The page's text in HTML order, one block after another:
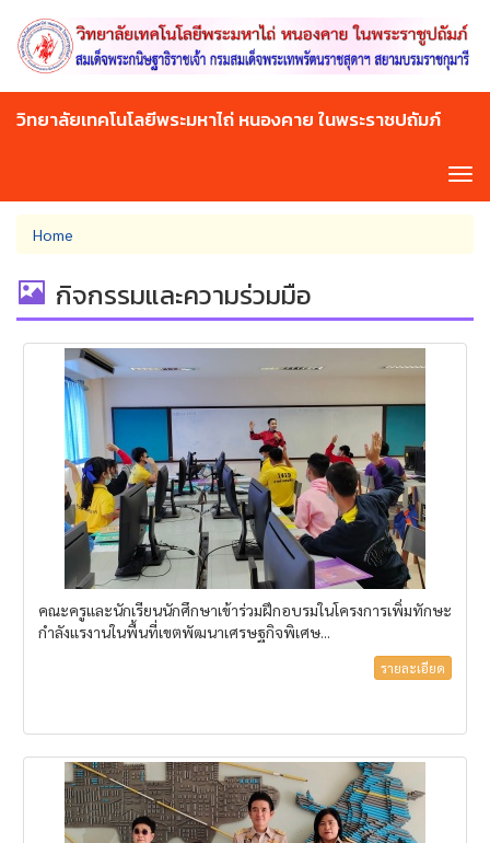
main
content
วิทยาลัยเทคโนโลยีพระมหาไถ่ หนองคาย ในพระราชปถัมภ์
You
are
here
Home
กิจกรรมและความร่วมมือ
คณะครูและนักเรียนนักศึกษาเข้าร่วมฝึกอบรมในโครงการเพิ่มทักษะ
กำลังแรงานในพื้นที่เขตพัฒนาเศรษฐกิจพิเศษ...
รายละเอียด